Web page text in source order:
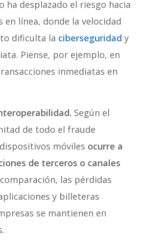
ha desplazado el riesgo hacia
en línea, donde la velocidad
dificulta la ciberseguridad y
Piense, por ejemplo, en
inmediatas en
Según el
de todo el fraude
móviles ocurre a
de terceros o canales
comparación, las pérdidas
y billeteras
se mantienen en